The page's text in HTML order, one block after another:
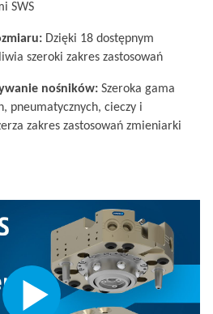
SWS​
Dzięki 18 dostępnym
szeroki zakres zastosowań​
nośników: Szeroka gama
pneumatycznych, cieczy i
zakres zastosowań zmieniarki